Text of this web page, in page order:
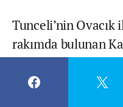
Tunceli’nin Ovacık
rakımda bulunan
uzaklaşmak
ağırlıyor. Munzur